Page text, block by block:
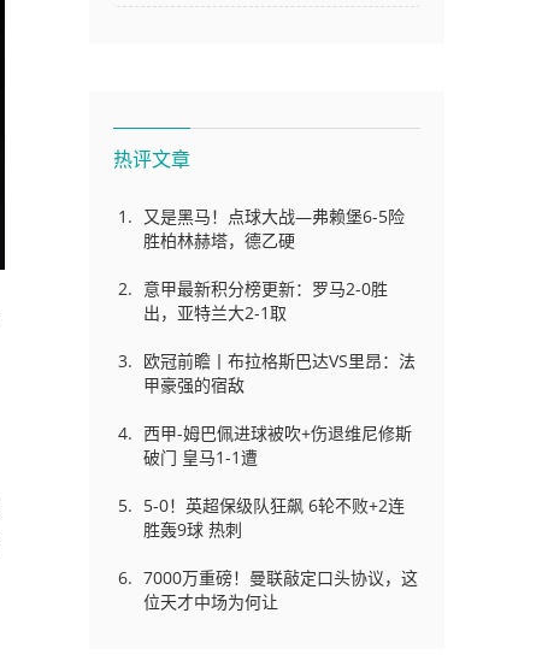
热评文章
又是黑马！点球大战—弗赖堡6-5险
胜柏林赫塔，德乙硬
意甲最新积分榜更新：罗马2-0胜
出，亚特兰大2-1取
欧冠前瞻丨布拉格斯巴达VS里昂：法
甲豪强的宿敌
西甲-姆巴佩进球被吹+伤退维尼修斯
破门 皇马1-1遭
5-0！英超保级队狂飙 6轮不败+2连
胜轰9球 热刺
7000万重磅！曼联敲定口头协议，这
位天才中场为何让